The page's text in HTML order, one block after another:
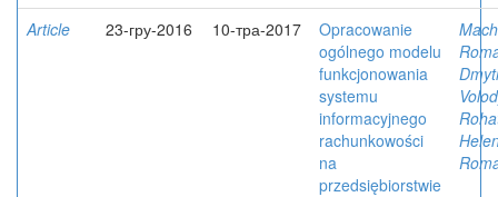
Article
23-гру-2016 10-тра-2017
Opracowanie
ogólnego modelu
funkcjonowania
systemu
informacyjnego
rachunkowości
na
przedsiębiorstwie